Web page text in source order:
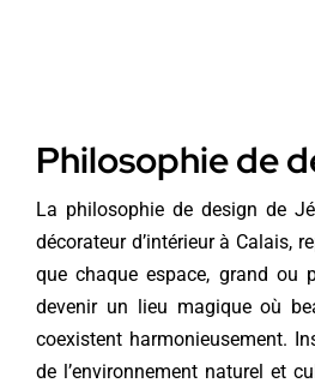
Philosophie de
La philosophie de design de
décorateur d’intérieur à Calais,
que chaque espace, grand ou
devenir un lieu magique où
coexistent harmonieusement.
de l’environnement naturel et